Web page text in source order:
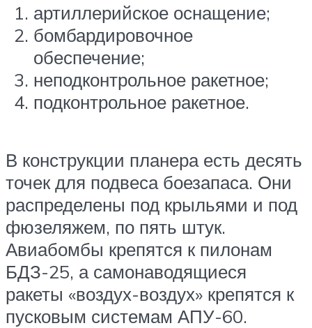
артиллерийское оснащение;
бомбардировочное
обеспечение;
неподконтрольное ракетное;
подконтрольное ракетное.
В конструкции планера есть десять
точек для подвеса боезапаса. Они
распределены под крыльями и под
фюзеляжем, по пять штук.
Авиабомбы крепятся к пилонам
БДЗ-25, а самонаводящиеся
ракеты «воздух-воздух» крепятся к
пусковым системам АПУ-60.